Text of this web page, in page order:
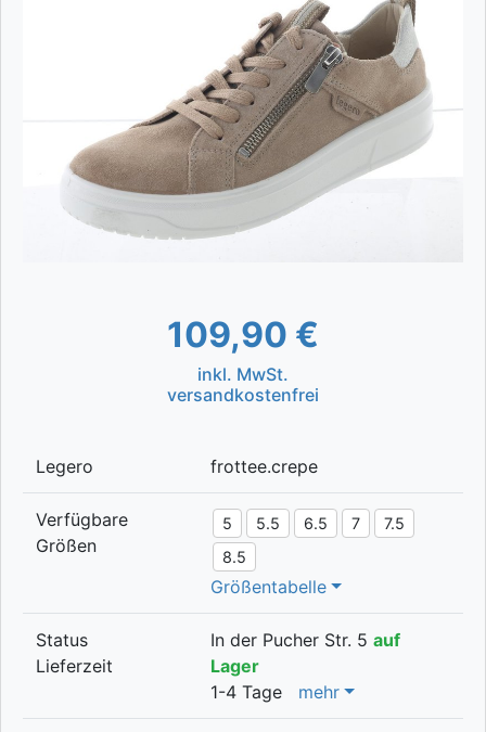
109,90 €
inkl. MwSt.
versandkostenfrei
Legero frottee.crepe
Verfügbare
Größen
5 5.5 6.5 7
7.5
8.5
Größentabelle
Status
Lieferzeit
In der Pucher Str. 5 auf
Lager
1-4 Tage mehr